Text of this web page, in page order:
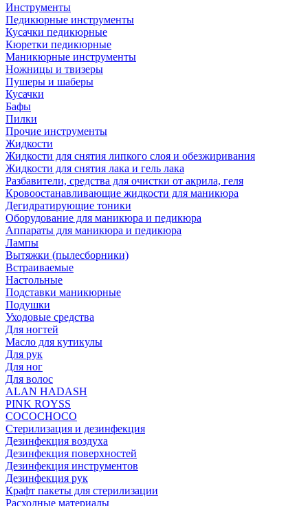
Инструменты
Педикюрные инструменты
Кусачки педикюрные
Кюретки педикюрные
Маникюрные инструменты
Ножницы и твизеры
Пушеры и шаберы
Кусачки
Бафы
Пилки
Прочие инструменты
Жидкости
Жидкости для снятия липкого слоя и обезжиривания
Жидкости для снятия лака и гель лака
Разбавители, средства для очистки от акрила, геля
Кровоостанавливающие жидкости для маникюра
Дегидратирующие тоники
Оборудование для маникюра и педикюра
Аппараты для маникюра и педикюра
Лампы
Вытяжки (пылесборники)
Встраиваемые
Настольные
Подставки маникюрные
Подушки
Уходовые средства
Для ногтей
Масло для кутикулы
Для рук
Для ног
Для волос
ALAN HADASH
PINK ROYSS
COCOCHOCO
Стерилизация и дезинфекция
Дезинфекция воздуха
Дезинфекция поверхностей
Дезинфекция инструментов
Дезинфекция рук
Крафт пакеты для стерилизации
Расходные материалы